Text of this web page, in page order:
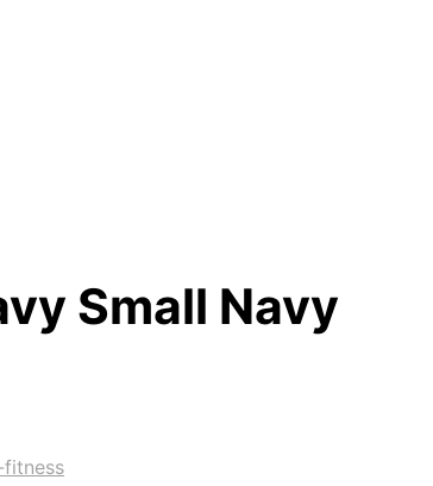
Small Navy
fitness